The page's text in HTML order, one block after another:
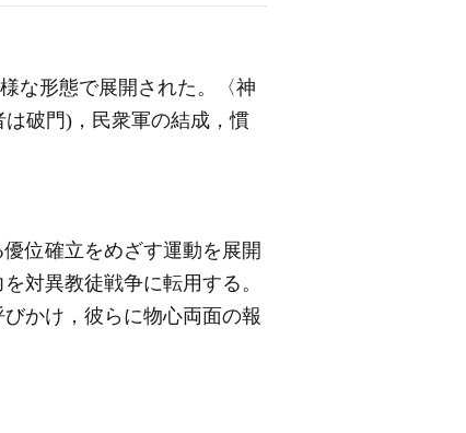
な形態で展開された。〈神
破門)，民衆軍の結成，慣
位確立をめざす運動を展開
対異教徒戦争に転用する。
かけ，彼らに物心両面の報